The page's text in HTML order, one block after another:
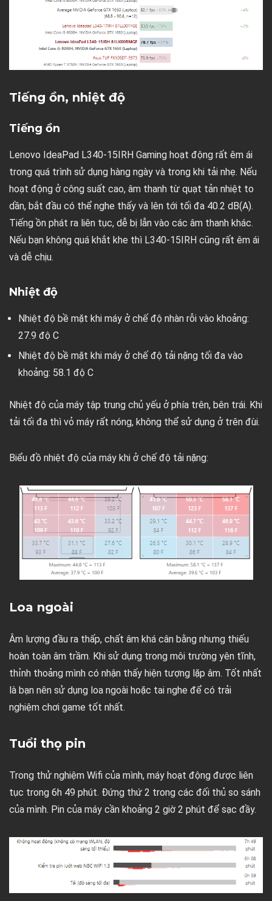
Tiếng ồn, nhiệt độ
Tiếng ồn
Lenovo IdeaPad L340-15IRH Gaming hoạt động rất êm ái
trong quá trình sử dụng hàng ngày và trong khi tải nhẹ. Nếu
hoạt động ở công suất cao, âm thanh từ quạt tản nhiệt to
dần, bắt đầu có thể nghe thấy và lên tới tối đa 40.2 dB(A).
Tiếng ồn phát ra liên tục, dễ bị lẫn vào các âm thanh khác.
Nếu bạn không quá khắt khe thì L340-15IRH cũng rất êm ái
và dễ chịu.
Nhiệt độ
Nhiệt độ bề mặt khi máy ở chế độ nhàn rỗi vào khoảng:
27.9 độ C
Nhiệt độ bề mặt khi máy ở chế độ tải nặng tối đa vào
khoảng: 58.1 độ C
Nhiệt độ của máy tập trung chủ yếu ở phía trên, bên trái. Khi
tải tối đa thì vỏ máy rất nóng, không thể sử dụng ở trên đùi.
Biểu đồ nhiệt độ của máy khi ở chế độ tải nặng:
Loa ngoài
Âm lượng đầu ra thấp, chất âm khá cân bằng nhưng thiếu
hoàn toàn âm trầm. Khi sử dụng trong môi trường yên tĩnh,
thỉnh thoảng mình có nhận thấy hiện tượng lặp âm. Tốt nhất
là bạn nên sử dụng loa ngoài hoặc tai nghe để có trải
nghiệm chơi game tốt nhất.
Tuổi thọ pin
Trong thử nghiệm Wifi của mình, máy hoạt động được liên
tục trong 6h 49 phút. Đứng thứ 2 trong các đối thủ so sánh
của mình. Pin của máy cần khoảng 2 giờ 2 phút để sạc đầy.